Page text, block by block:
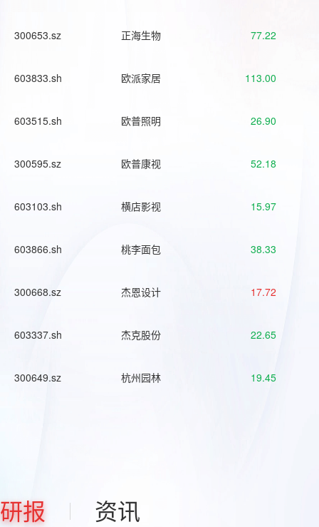
300653.sz 正海生物 77.22
603833.sh 欧派家居 113.00
603515.sh 欧普照明 26.90
300595.sz 欧普康视 52.18
603103.sh 横店影视 15.97
603866.sh 桃李面包 38.33
300668.sz 杰恩设计 17.72
603337.sh 杰克股份 22.65
300649.sz 杭州园林 19.45
研报 资讯